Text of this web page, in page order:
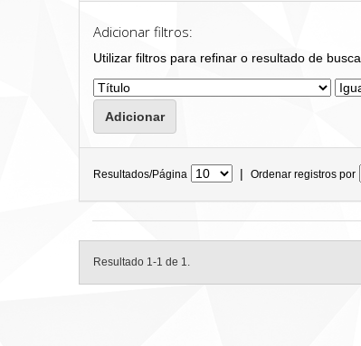
Adicionar filtros:
Utilizar filtros para refinar o resultado de busca.
Resultados/Página | Ordenar registros por
Resultado 1-1 de 1.